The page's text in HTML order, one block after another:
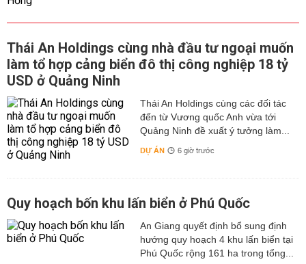
Thái An Holdings cùng nhà đầu tư ngoại muốn
làm tổ hợp cảng biển đô thị công nghiệp 18 tỷ
USD ở Quảng Ninh
Thái An Holdings cùng các đối tác
đến từ Vương quốc Anh vừa tới
Quảng Ninh đề xuất ý tưởng làm...
DỰ ÁN 6 giờ trước
Quy hoạch bốn khu lấn biển ở Phú Quốc
An Giang quyết định bổ sung định
hướng quy hoạch 4 khu lấn biển tại
Phú Quốc rộng 161 ha trong tổng...